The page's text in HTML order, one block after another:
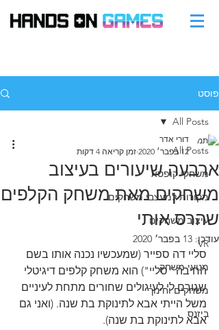
פוסט
All Posts
משחקי קופסא
מקורות למעצבי משחקים
עיצוב משחקים
VR
מנועי משחק
משחקים וחינוך
ביזנס
All Posts
ארבעה שיעורים בעיצוב
משחקים מאת משחק הקלפים
שהרס אותי
דורי אדר
12 בפבר׳ 2020
זמן קריאה 4 דקות
עודכן: 13 בפבר׳ 2020
סליי דה ספייר (שמעכשיו נכנה אותו בשם
החיבה "סליי") הוא משחק קלפים דיגיטלי
שגורם לי לעיגולים שחורים מתחת לעיניים
משל הייתי אבא לתינוקת בת שנה. (ואני גם
אבא לתינוקת בת שנה).